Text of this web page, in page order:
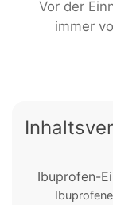
Vor der
immer
Ibuprofen-